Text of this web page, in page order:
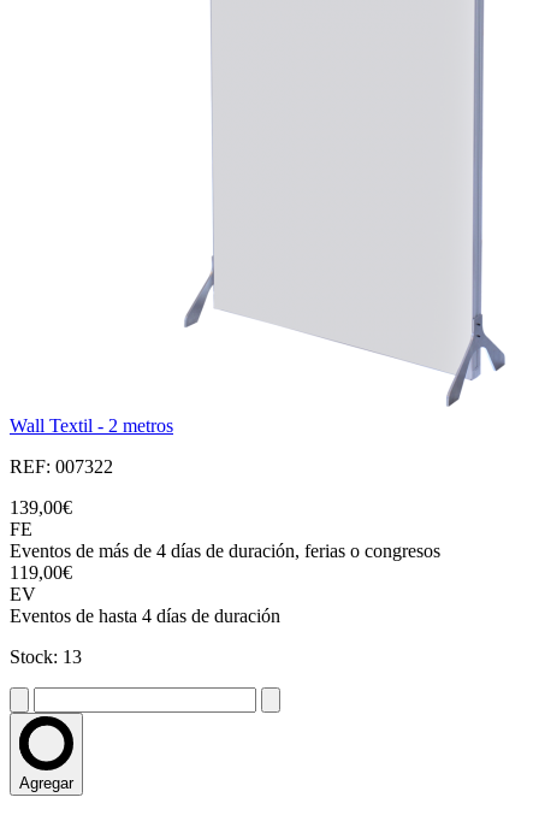
Wall Textil - 2 metros
REF: 007322
139,00€
FE
Eventos de más de 4 días de duración, ferias o congresos
119,00€
EV
Eventos de hasta 4 días de duración
Stock: 13
Agregar